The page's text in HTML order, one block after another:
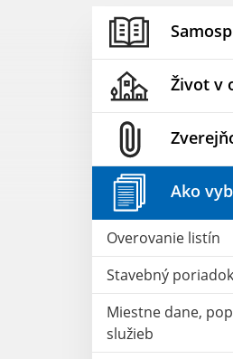
Život v
Ako
Overovanie listín
Stavebný poriadok
Miestne dane,
služieb